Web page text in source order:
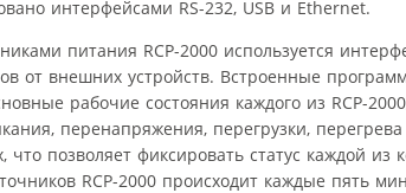
интерфейсами RS-232, USB и Ethernet.
питания RCP-2000 используется
от внешних устройств. Встроенные
рабочие состояния каждого из RCP-
перенапряжения, перегрузки,
что позволяет фиксировать статус каждой
RCP-2000 происходит каждые пять